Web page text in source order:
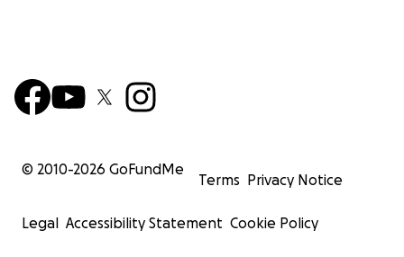
© 2010-2026 GoFundMe
Terms Privacy Notice
Legal Accessibility Statement Cookie Policy